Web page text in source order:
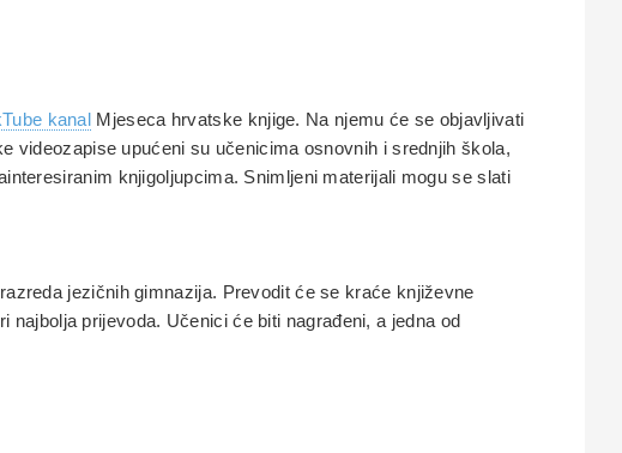
kanal Mjeseca hrvatske knjige. Na njemu će se objavljivati
videozapise upućeni su učenicima osnovnih i srednjih škola,
knjigoljupcima. Snimljeni materijali mogu se slati
jezičnih gimnazija. Prevodit će se kraće književne
prijevoda. Učenici će biti nagrađeni, a jedna od